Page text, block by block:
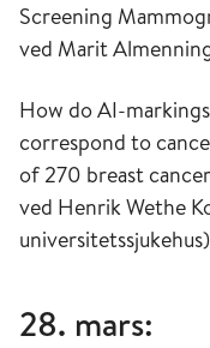
Screening
ved Marit
How do AI-
correspond to
of 270 breast
ved Henrik Wethe
universitetssjukehus)
28. mars: